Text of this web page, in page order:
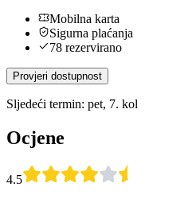
Mobilna karta
Sigurna plaćanja
78 rezervirano
Provjeri dostupnost
Sljedeći termin: pet, 7. kol
Ocjene
4.5